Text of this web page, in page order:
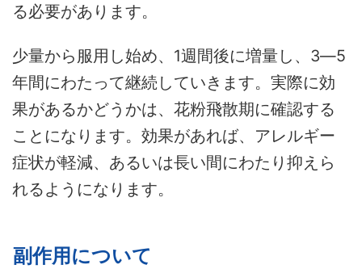
る必要があります。
少量から服用し始め、1週間後に増量し、3―5
年間にわたって継続していきます。実際に効
果があるかどうかは、花粉飛散期に確認する
ことになります。効果があれば、アレルギー
症状が軽減、あるいは長い間にわたり抑えら
れるようになります。
副作用について